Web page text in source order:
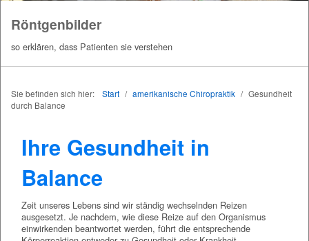
Röntgenbilder
so erklären, dass Patienten sie verstehen
Sie befinden sich hier: Start / amerikanische Chiropraktik / Gesundheit
durch Balance
Ihre Gesundheit in
Balance
Zeit unseres Lebens sind wir ständig wechselnden Reizen
ausgesetzt. Je nachdem, wie diese Reize auf den Organismus
einwirkenden beantwortet werden, führt die entsprechende